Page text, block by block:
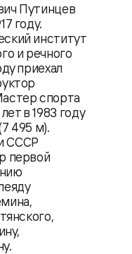
Путинцев
году.
институт
и речного
приехал
спорта
в 1983 году
495 м).
СССР
первой